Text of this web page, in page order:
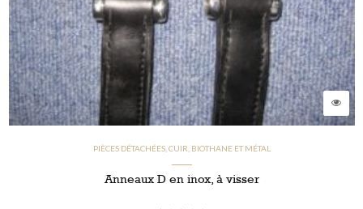
PIÈCES DÉTACHÉES, CUIR, BIOTHANE ET MÉTAL
Anneaux D en inox, à visser